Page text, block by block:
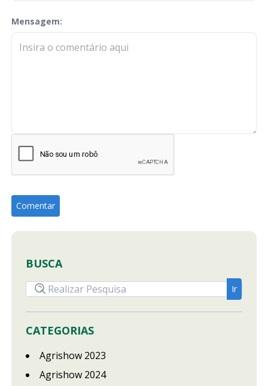
Mensagem:
check-terms
BUSCA
CATEGORIAS
Agrishow 2023
Agrishow 2024